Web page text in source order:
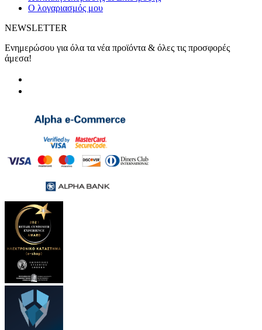
Ο λογαριασμός μου
NEWSLETTER
Ενημερώσου για όλα τα νέα προϊόντα & όλες τις προσφορές
άμεσα!